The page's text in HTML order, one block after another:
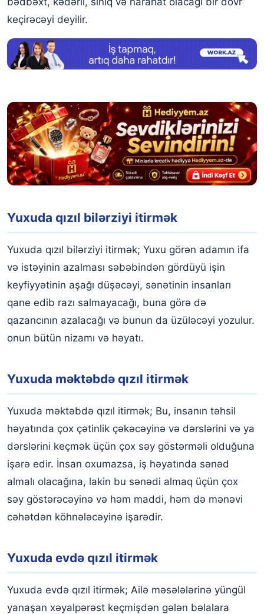
keçirəcəyi deyilir.
Yuxuda qızıl bilərziyi itirmək
Yuxuda qızıl bilərziyi itirmək; Yuxu görən adamın ifa
və istəyinin azalması səbəbindən gördüyü işin
keyfiyyətinin aşağı düşəcəyi, sənətinin insanları
qane edib razı salmayacağı, buna görə də
qazancının azalacağı və bunun da üzüləcəyi yozulur.
onun bütün nizamı və həyatı.
Yuxuda məktəbdə qızıl itirmək
Yuxuda məktəbdə qızıl itirmək; Bu, insanın təhsil
həyatında çox çətinlik çəkəcəyinə və dərslərini və ya
dərslərini keçmək üçün çox səy göstərməli olduğuna
işarə edir. İnsan oxumazsa, iş həyatında sənəd
almalı olacağına, lakin bu sənədi almaq üçün çox
səy göstərəcəyinə və həm maddi, həm də mənəvi
cəhətdən köhnələcəyinə işarədir.
Yuxuda evdə qızıl itirmək
Yuxuda evdə qızıl itirmək; Ailə məsələlərinə yüngül
yanaşan xəyalpərəst keçmişdən gələn bəlalara